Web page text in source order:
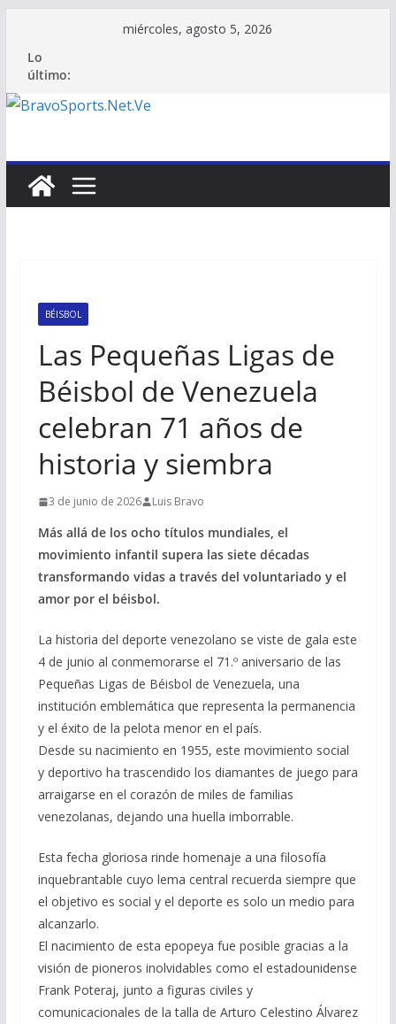
contenido
miércoles, agosto 5, 2026
Lo
último:
BÉISBOL
Las Pequeñas Ligas de
Béisbol de Venezuela
celebran 71 años de
historia y siembra
3 de junio de 2026 Luis Bravo
Más allá de los ocho títulos mundiales, el
movimiento infantil supera las siete décadas
transformando vidas a través del voluntariado y el
amor por el béisbol.
La historia del deporte venezolano se viste de gala este
4 de junio al conmemorarse el 71.º aniversario de las
Pequeñas Ligas de Béisbol de Venezuela, una
institución emblemática que representa la permanencia
y el éxito de la pelota menor en el país.
Desde su nacimiento en 1955, este movimiento social
y deportivo ha trascendido los diamantes de juego para
arraigarse en el corazón de miles de familias
venezolanas, dejando una huella imborrable.
Esta fecha gloriosa rinde homenaje a una filosofía
inquebrantable cuyo lema central recuerda siempre que
el objetivo es social y el deporte es solo un medio para
alcanzarlo.
El nacimiento de esta epopeya fue posible gracias a la
visión de pioneros inolvidables como el estadounidense
Frank Poteraj, junto a figuras civiles y
comunicacionales de la talla de Arturo Celestino Álvarez